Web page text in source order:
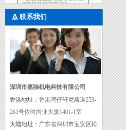
实用新型专利证书二
联系我们
深圳市嘉驰机电科技有限公司
香港地址： 香港湾仔轩尼斯道253-
261号依时尚业大厦1401-1室
大陆地址： 广东省深圳市宝安区松